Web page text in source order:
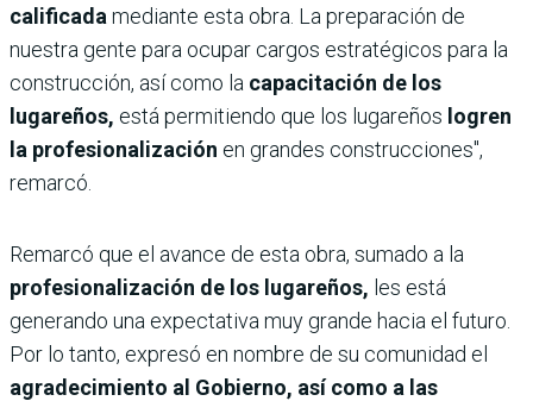
calificada mediante esta obra. La preparación de
nuestra gente para ocupar cargos estratégicos para la
construcción, así como la capacitación de los
lugareños, está permitiendo que los lugareños logren
la profesionalización en grandes construcciones",
remarcó.
Remarcó que el avance de esta obra, sumado a la
profesionalización de los lugareños, les está
generando una expectativa muy grande hacia el futuro.
Por lo tanto, expresó en nombre de su comunidad el
agradecimiento al Gobierno, así como a las